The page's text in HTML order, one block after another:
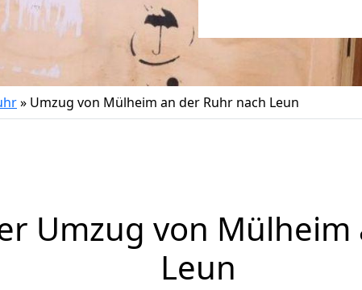
» Umzug von Mülheim an der Ruhr nach Leun
Umzug von Mülheim
Leun